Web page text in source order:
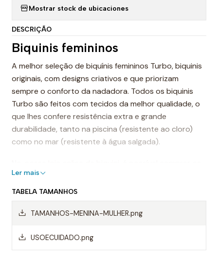
Mostrar stock de ubicaciones
DESCRIÇÃO
Biquinis femininos
A melhor seleção de biquínis femininos Turbo, biquinis
originais, com designs criativos e que priorizam
sempre o conforto da nadadora. Todos os biquinis
Turbo são feitos com tecidos da melhor qualidade, o
que lhes confere resistência extra e grande
durabilidade, tanto na piscina (resistente ao cloro)
como no mar (resistente à água salgada).
conjuntos, produtos que combinam a peça de cima e
de baixo (parte de cima e calcinha), mas também é
possível comprar as peças de biquini separadamente.
Biquinis de natação femininos
Os biquinis Turbo são especialmente projetados para
desportos, pois o seu suporte é perfeito para todos
Ler mais
TABELA TAMANHOS
TAMANHOS-MENINA-MULHER.png
USOECUIDADO.png